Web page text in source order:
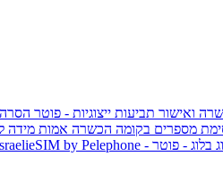
ואישור תביעות ייצוגיות - פוטר
מספרים בקומה הכשרה אמות מידה
בלוג - פוטר